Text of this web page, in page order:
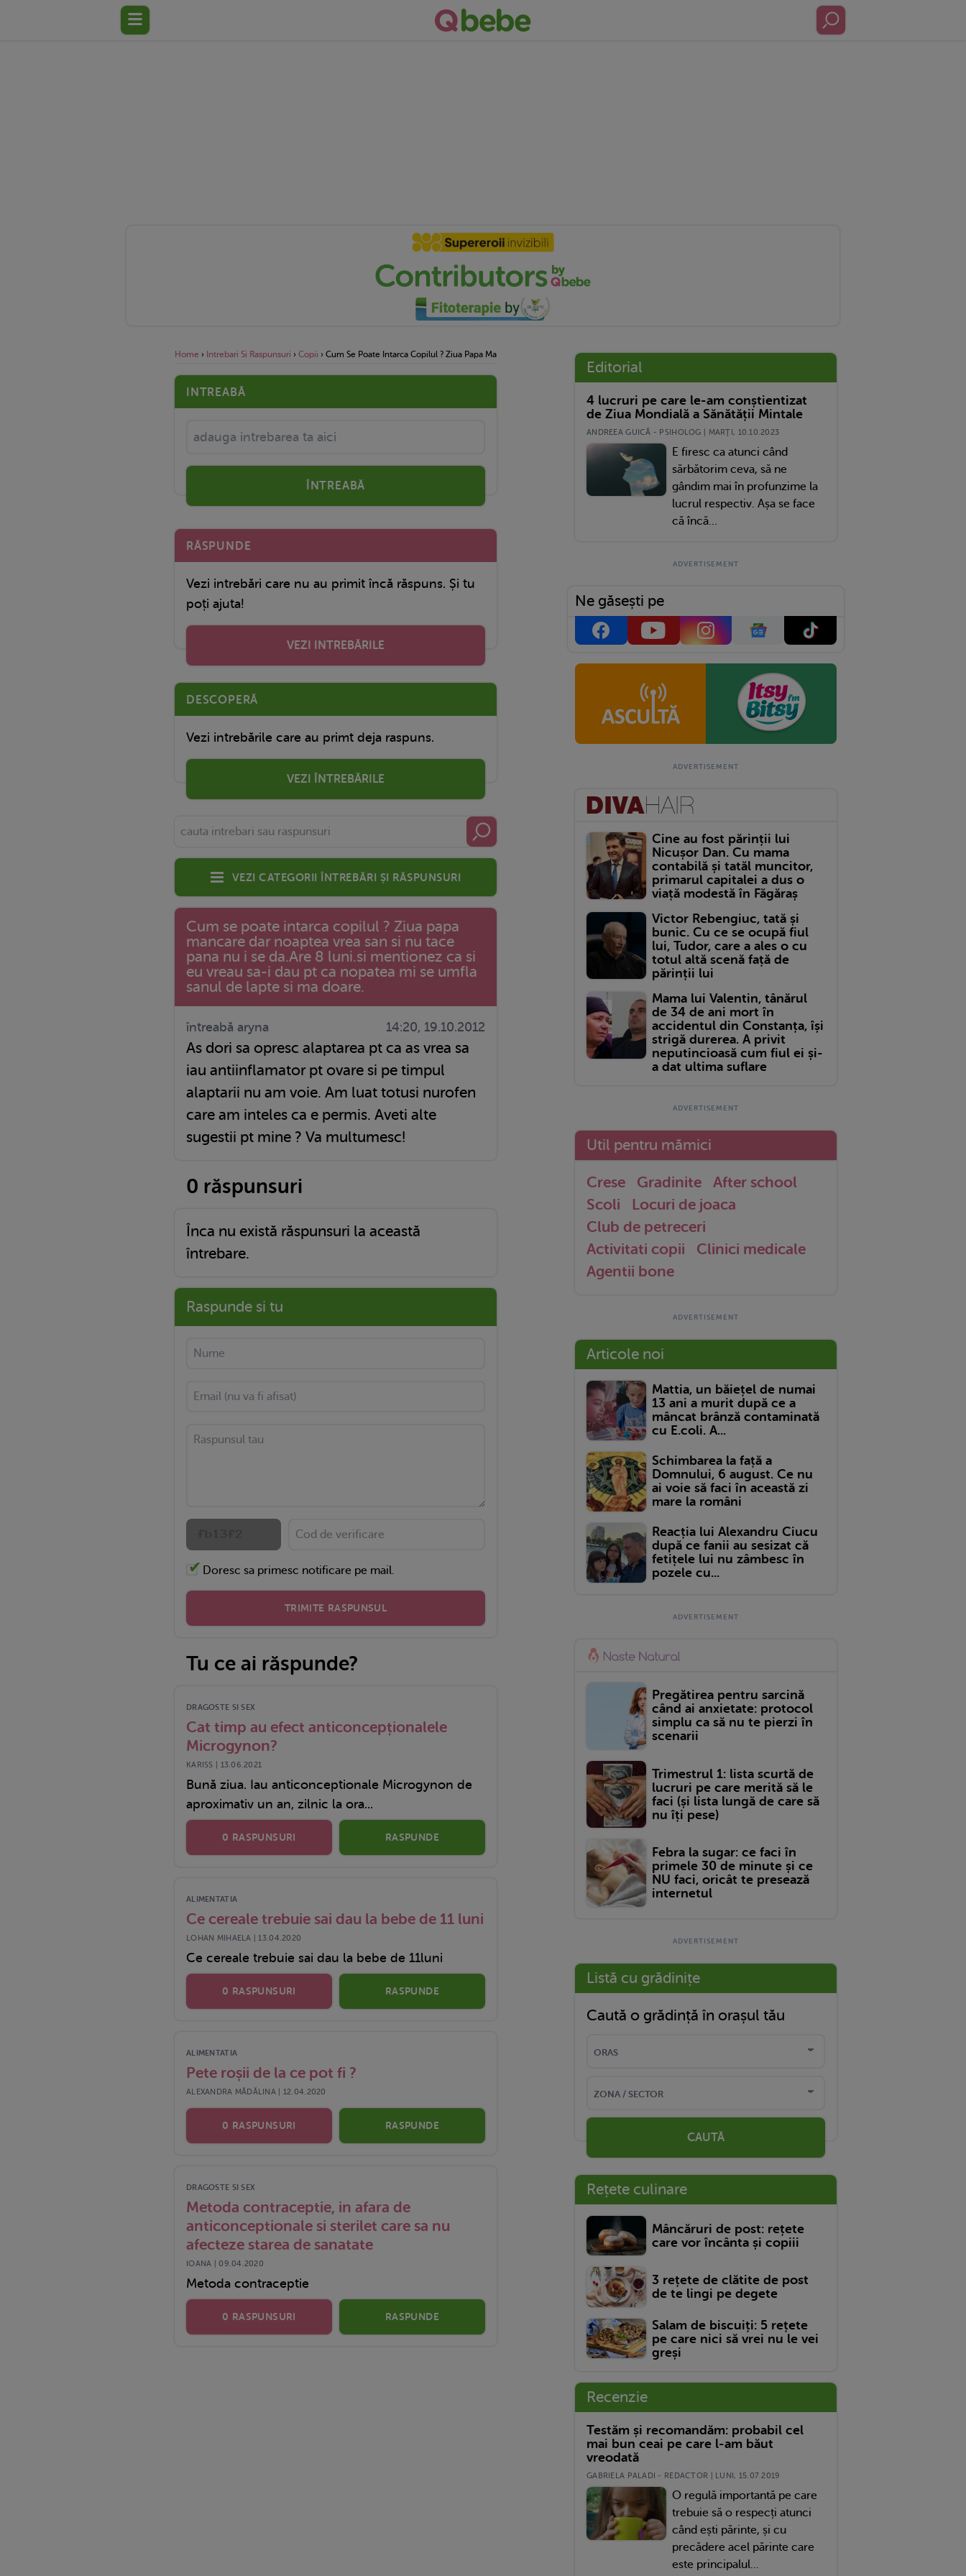
Home › Intrebari Si Raspunsuri › Copii › Cum Se Poate Intarca Copilul ? Ziua Papa Mancare Dar Noaptea Vrea San Si Nu Tace Pana Nu I Se Da.are 8 Luni.si Mentionez Ca Si Eu Vreau Sa-I Dau Pt Ca Nopatea
INTREABĂ
ÎNTREABĂ
RĂSPUNDE
Vezi intrebări care nu au primit încă răspuns. Și tu
poți ajuta!
VEZI INTREBĂRILE
DESCOPERĂ
Vezi intrebările care au primt deja raspuns.
VEZI ÎNTREBĂRILE
Vezi categorii întrebări și răspunsuri
Cum se poate intarca copilul ? Ziua papa
mancare dar noaptea vrea san si nu tace
pana nu i se da.Are 8 luni.si mentionez ca si
eu vreau sa-i dau pt ca nopatea mi se umfla
sanul de lapte si ma doare.
întreabă aryna 14:20, 19.10.2012
As dori sa opresc alaptarea pt ca as vrea sa
iau antiinflamator pt ovare si pe timpul
alaptarii nu am voie. Am luat totusi nurofen
care am inteles ca e permis. Aveti alte
sugestii pt mine ? Va multumesc!
0 răspunsuri
Înca nu există răspunsuri la această
întrebare.
Raspunde si tu
Doresc sa primesc notificare pe mail.
TRIMITE RASPUNSUL
Tu ce ai răspunde?
DRAGOSTE SI SEX
Cat timp au efect anticoncepționalele
Microgynon?
KARISS | 13.06.2021
Bună ziua. Iau anticonceptionale Microgynon de
aproximativ un an, zilnic la ora...
0 RASPUNSURI RASPUNDE
ALIMENTATIA
Ce cereale trebuie sai dau la bebe de 11 luni
LOHAN MIHAELA | 13.04.2020
Ce cereale trebuie sai dau la bebe de 11luni
0 RASPUNSURI RASPUNDE
ALIMENTATIA
Pete roșii de la ce pot fi ?
ALEXANDRA MĂDĂLINA | 12.04.2020
0 RASPUNSURI RASPUNDE
DRAGOSTE SI SEX
Metoda contraceptie, in afara de
anticonceptionale si sterilet care sa nu
afecteze starea de sanatate
IOANA | 09.04.2020
Metoda contraceptie
0 RASPUNSURI RASPUNDE
Editorial
4 lucruri pe care le-am conștientizat
de Ziua Mondială a Sănătății Mintale
ANDREEA GUICĂ - PSIHOLOG | MARŢI, 10.10.2023
E firesc ca atunci când
sărbătorim ceva, să ne
gândim mai în profunzime la
lucrul respectiv. Așa se face
că încă...
Ne găsești pe
Cine au fost părinții lui
Nicușor Dan. Cu mama
contabilă și tatăl muncitor,
primarul capitalei a dus o
viață modestă în Făgăraș
Victor Rebengiuc, tată și
bunic. Cu ce se ocupă fiul
lui, Tudor, care a ales o cu
totul altă scenă față de
părinții lui
Mama lui Valentin, tânărul
de 34 de ani mort în
accidentul din Constanța, își
strigă durerea. A privit
neputincioasă cum fiul ei și-
a dat ultima suflare
Util pentru mămici
Crese Gradinite
After school
Scoli
Locuri de joaca
Club de petreceri
Activitati copii
Clinici medicale
Agentii bone
Articole noi
Mattia, un băiețel de numai
13 ani a murit după ce a
mâncat brânză contaminată
cu E.coli. A...
Schimbarea la față a
Domnului, 6 august. Ce nu
ai voie să faci în această zi
mare la români
Reacția lui Alexandru Ciucu
după ce fanii au sesizat că
fetițele lui nu zâmbesc în
pozele cu...
Pregătirea pentru sarcină
când ai anxietate: protocol
simplu ca să nu te pierzi în
scenarii
Trimestrul 1: lista scurtă de
lucruri pe care merită să le
faci (și lista lungă de care să
nu îți pese)
Febra la sugar: ce faci în
primele 30 de minute și ce
NU faci, oricât te presează
internetul
Listă cu grădinițe
Caută o grădință în orașul tău
CAUTĂ
Rețete culinare
Mâncăruri de post: rețete
care vor încânta și copiii
3 rețete de clătite de post
de te lingi pe degete
Salam de biscuiți: 5 rețete
pe care nici să vrei nu le vei
greși
Recenzie
Testăm și recomandăm: probabil cel
mai bun ceai pe care l-am băut
vreodată
GABRIELA PALADI - REDACTOR | LUNI, 15.07.2019
O regulă importantă pe care
trebuie să o respecți atunci
când ești părinte, și cu
precădere acel părinte care
este principalul...